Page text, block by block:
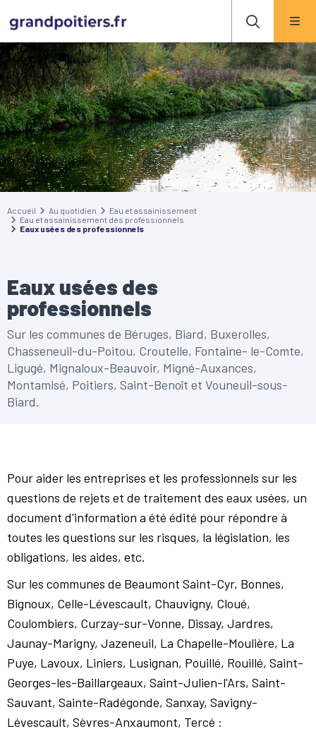
Accueil Au quotidien
Eau et assainissement
Eau et assainissement des professionnels
Eaux usées des professionnels
Eaux usées des
professionnels
Sur les communes de Béruges, Biard, Buxerolles,
Chasseneuil-du-Poitou, Croutelle, Fontaine- le-Comte,
Ligugé, Mignaloux-Beauvoir, Migné-Auxances,
Montamisé, Poitiers, Saint-Benoît et Vouneuil-sous-
Biard.
Pour aider les entreprises et les professionnels sur les
questions de rejets et de traitement des eaux usées, un
document d'information a été édité pour répondre à
toutes les questions sur les risques, la législation, les
obligations, les aides, etc.
Sur les communes de Beaumont Saint-Cyr, Bonnes,
Bignoux, Celle-Lévescault, Chauvigny, Cloué,
Coulombiers, Curzay-sur-Vonne, Dissay, Jardres,
Jaunay-Marigny, Jazeneuil, La Chapelle-Moulière, La
Puye, Lavoux, Liniers, Lusignan, Pouillé, Rouillé, Saint-
Georges-les-Baillargeaux, Saint-Julien-l'Ars, Saint-
Sauvant, Sainte-Radégonde, Sanxay, Savigny-
Lévescault, Sèvres-Anxaumont, Tercé :